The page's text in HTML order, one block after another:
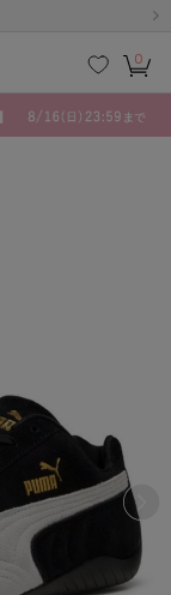
お気
に入
カー
ト
0